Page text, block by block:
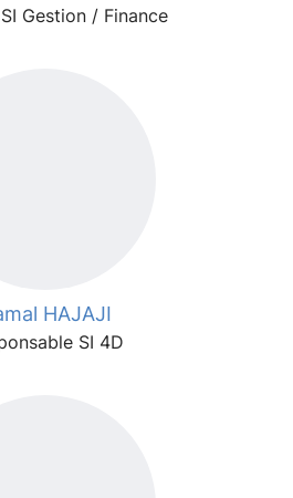
Gestion / Finance
HAJAJI
SI 4D